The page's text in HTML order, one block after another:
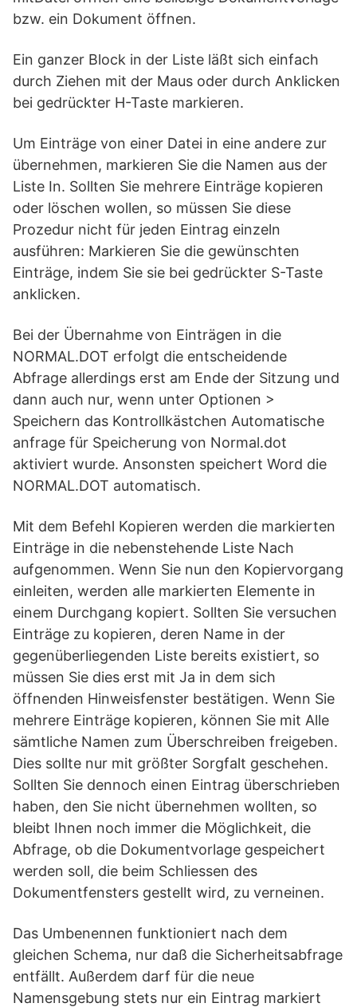
bzw. ein Dokument öffnen.
Ein ganzer Block in der Liste läßt sich einfach
durch Ziehen mit der Maus oder durch Anklicken
bei gedrückter H-Taste markieren.
Um Einträge von einer Datei in eine andere zur
übernehmen, markieren Sie die Namen aus der
Liste In. Sollten Sie mehrere Einträge kopieren
oder löschen wollen, so müssen Sie diese
Prozedur nicht für jeden Eintrag einzeln
ausführen: Markieren Sie die gewünschten
Einträge, indem Sie sie bei gedrückter S-Taste
anklicken.
Bei der Übernahme von Einträgen in die
NORMAL.DOT erfolgt die entscheidende
Abfrage allerdings erst am Ende der Sitzung und
dann auch nur, wenn unter Optionen >
Speichern das Kontrollkästchen Automatische
anfrage für Speicherung von Normal.dot
aktiviert wurde. Ansonsten speichert Word die
NORMAL.DOT automatisch.
Mit dem Befehl Kopieren werden die markierten
Einträge in die nebenstehende Liste Nach
aufgenommen. Wenn Sie nun den Kopiervorgang
einleiten, werden alle markierten Elemente in
einem Durchgang kopiert. Sollten Sie versuchen
Einträge zu kopieren, deren Name in der
gegenüberliegenden Liste bereits existiert, so
müssen Sie dies erst mit Ja in dem sich
öffnenden Hinweisfenster bestätigen. Wenn Sie
mehrere Einträge kopieren, können Sie mit Alle
sämtliche Namen zum Überschreiben freigeben.
Dies sollte nur mit größter Sorgfalt geschehen.
Sollten Sie dennoch einen Eintrag überschrieben
haben, den Sie nicht übernehmen wollten, so
bleibt Ihnen noch immer die Möglichkeit, die
Abfrage, ob die Dokumentvorlage gespeichert
werden soll, die beim Schliessen des
Dokumentfensters gestellt wird, zu verneinen.
Das Umbenennen funktioniert nach dem
gleichen Schema, nur daß die Sicherheitsabfrage
entfällt. Außerdem darf für die neue
Namensgebung stets nur ein Eintrag markiert